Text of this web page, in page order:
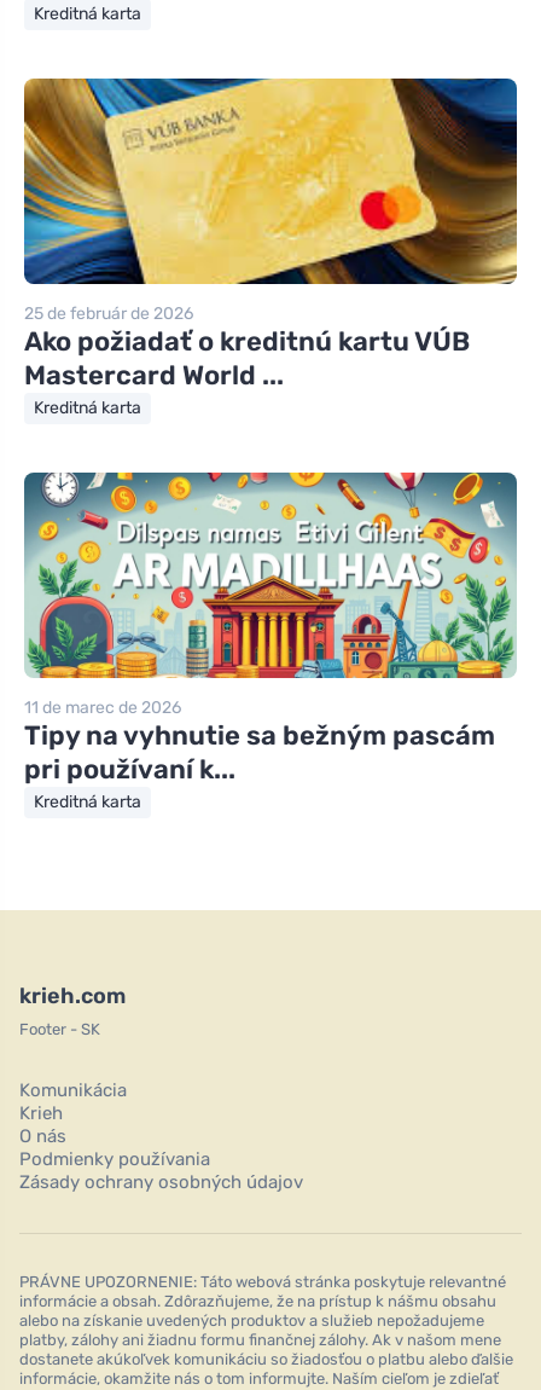
Kreditná karta
25 de február de 2026
Ako požiadať o kreditnú kartu VÚB
Mastercard World ...
Kreditná karta
11 de marec de 2026
Tipy na vyhnutie sa bežným pascám
pri používaní k...
Kreditná karta
krieh.com
Footer - SK
Komunikácia
Krieh
O nás
Podmienky používania
Zásady ochrany osobných údajov
PRÁVNE UPOZORNENIE: Táto webová stránka poskytuje relevantné
informácie a obsah. Zdôrazňujeme, že na prístup k nášmu obsahu
alebo na získanie uvedených produktov a služieb nepožadujeme
platby, zálohy ani žiadnu formu finančnej zálohy. Ak v našom mene
dostanete akúkoľvek komunikáciu so žiadosťou o platbu alebo ďalšie
informácie, okamžite nás o tom informujte. Naším cieľom je zdieľať